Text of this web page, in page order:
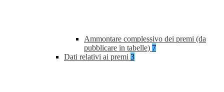
Ammontare complessivo dei premi (da
pubblicare in tabelle) 7
Dati relativi ai premi 3